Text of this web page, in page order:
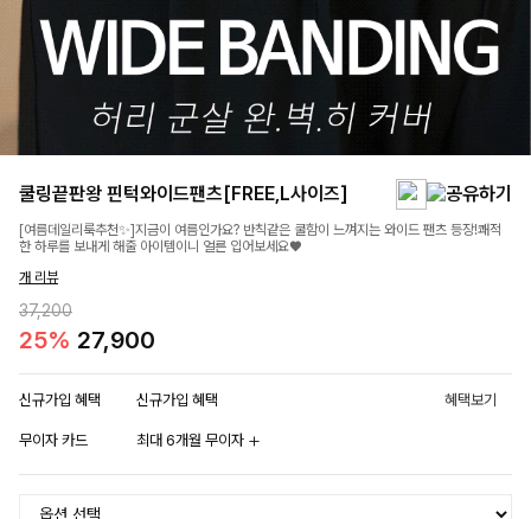
쿨링끝판왕 핀턱와이드팬츠[FREE,L사이즈]
[여름데일리룩추천✨]지금이 여름인가요? 반칙같은 쿨함이 느껴지는 와이드 팬츠 등장!쾌적
한 하루를 보내게 해줄 아이템이니 얼른 입어보세요♥
개 리뷰
37,200
25% 27,900
신규가입 혜택 신규가입 혜택 혜택보기
무이자 카드 최대 6개월 무이자